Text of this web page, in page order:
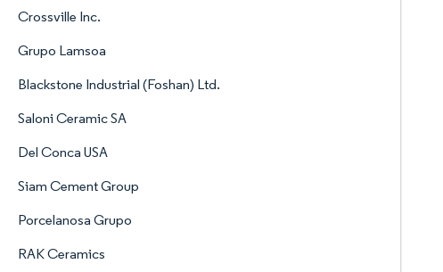
Crossville Inc.
Grupo Lamsoa
Blackstone Industrial (Foshan) Ltd.
Saloni Ceramic SA
Del Conca USA
Siam Cement Group
Porcelanosa Grupo
RAK Ceramics